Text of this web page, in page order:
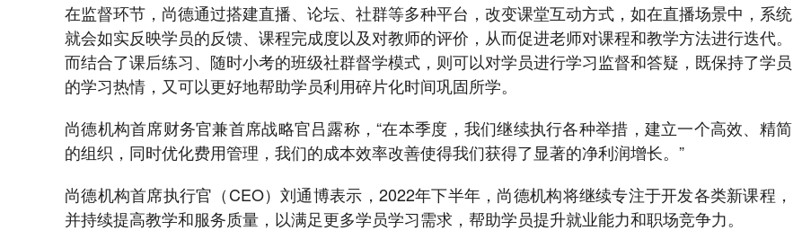
在监督环节，尚德通过搭建直播、论坛、社群等多种平台，改变课堂互动方式，如在直播场景中，系统
就会如实反映学员的反馈、课程完成度以及对教师的评价，从而促进老师对课程和教学方法进行迭代。
而结合了课后练习、随时小考的班级社群督学模式，则可以对学员进行学习监督和答疑，既保持了学员
的学习热情，又可以更好地帮助学员利用碎片化时间巩固所学。
尚德机构首席财务官兼首席战略官吕露称，“在本季度，我们继续执行各种举措，建立一个高效、精简
的组织，同时优化费用管理，我们的成本效率改善使得我们获得了显著的净利润增长。”
尚德机构首席执行官（CEO）刘通博表示，2022年下半年，尚德机构将继续专注于开发各类新课程，
并持续提高教学和服务质量，以满足更多学员学习需求，帮助学员提升就业能力和职场竞争力。